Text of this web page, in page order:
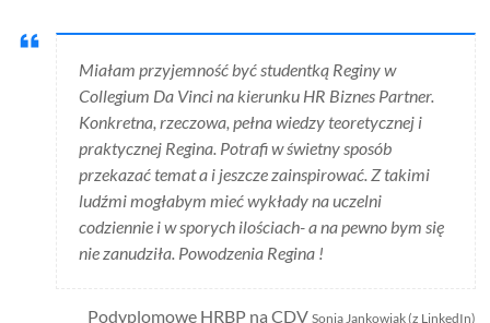
Miałam przyjemność być studentką Reginy w
Collegium Da Vinci na kierunku HR Biznes Partner.
Konkretna, rzeczowa, pełna wiedzy teoretycznej i
praktycznej Regina. Potrafi w świetny sposób
przekazać temat a i jeszcze zainspirować. Z takimi
ludźmi mogłabym mieć wykłady na uczelni
codziennie i w sporych ilościach- a na pewno bym się
nie zanudziła. Powodzenia Regina !
Podyplomowe HRBP na CDV Sonia Jankowiak (z LinkedIn)